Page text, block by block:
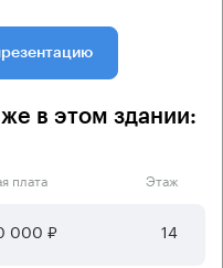
в этом здании:
плата Этаж
000 ₽ 14